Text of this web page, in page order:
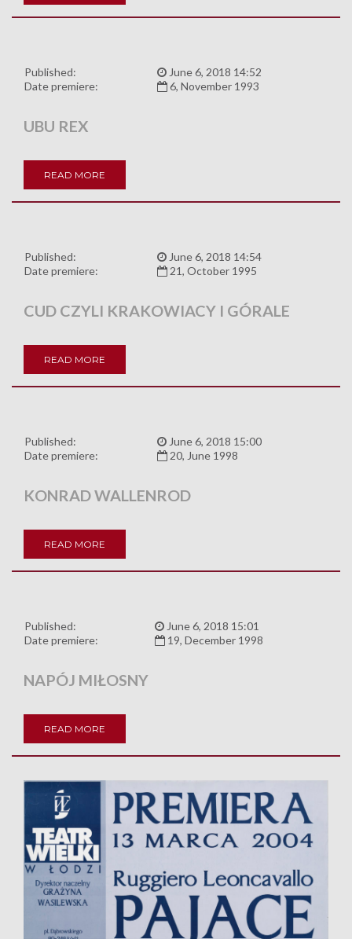
Published:
June 6, 2018 14:52
Date premiere:
6, November 1993
UBU REX
READ MORE
Published:
June 6, 2018 14:54
Date premiere:
21, October 1995
CUD CZYLI KRAKOWIACY I GÓRALE
READ MORE
Published:
June 6, 2018 15:00
Date premiere:
20, June 1998
KONRAD WALLENROD
READ MORE
Published:
June 6, 2018 15:01
Date premiere:
19, December 1998
NAPÓJ MIŁOSNY
READ MORE